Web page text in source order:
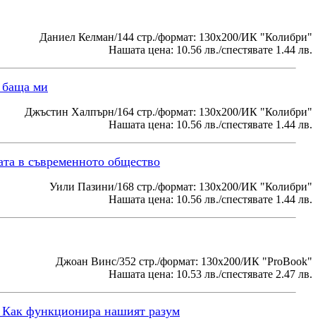
Даниел Келман/144 стр./формат: 130х200/ИК "Колибри"
Нашата цена: 10.56 лв./спестявате 1.44 лв.
баща ми
Джъстин Халпърн/164 стр./формат: 130х200/ИК "Колибри"
Нашата цена: 10.56 лв./спестявате 1.44 лв.
в съвременното общество
Уили Пазини/168 стр./формат: 130х200/ИК "Колибри"
Нашата цена: 10.56 лв./спестявате 1.44 лв.
Джоан Винс/352 стр./формат: 130х200/ИК "ProBook"
Нашата цена: 10.53 лв./спестявате 2.47 лв.
Как функционира нашият разум